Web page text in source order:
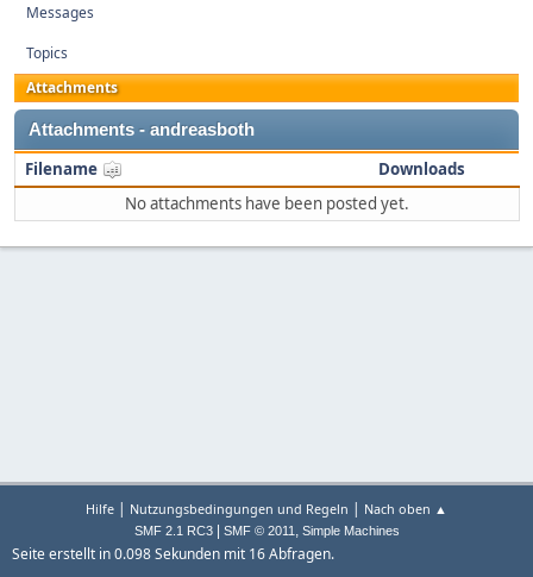
Messages
Topics
Attachments
Attachments - andreasboth
Filename
Downloads
No attachments have been posted yet.
Hilfe | Nutzungsbedingungen und Regeln | Nach oben ▲
SMF 2.1 RC3| SMF © 2011, Simple Machines
Seite erstellt in 0.098 Sekunden mit 16 Abfragen.